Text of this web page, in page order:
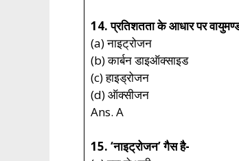
14. प्रतिशतता के आधार पर
(a) नाइट्रोजन
(b) कार्बन डाइऑक्साइड
(c) हाइड्रोजन
(d) ऑक्सीजन
Ans. A
15. ‘नाइट्रोजन’ गैस है-